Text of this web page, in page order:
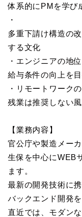
体系的にPMを学び
・
多重下請け構造の
する文化
・エンジニアの地
給与条件の向上を
・リモートワーク
残業は推奨しない
【業務内容】
官公庁や製造メーカ
生保を中心にWEB
ます。
最新の開発技術に
バックエンド開発
直近では、モダン